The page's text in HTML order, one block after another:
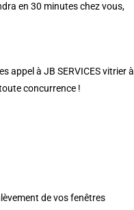
en 30 minutes chez vous,
appel à JB SERVICES vitrier à
concurrence !
de vos fenêtres